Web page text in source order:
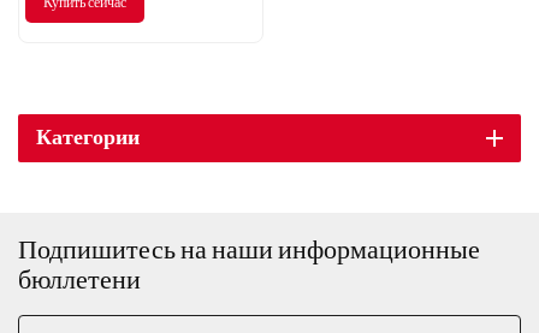
интеллектуального вождения!
Категории
Подпишитесь на наши информационные
бюллетени